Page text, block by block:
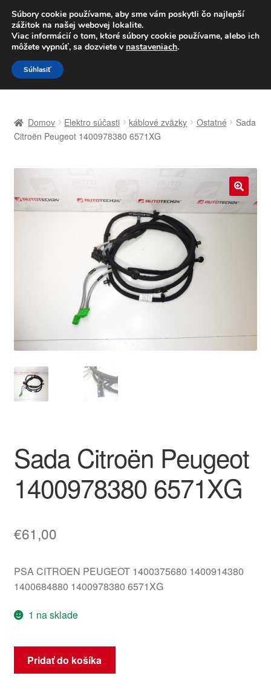
DOPRAVA od 6 EUR
Po–Pi 09:00–16:00 233 221 276
Preskočiť
na
navigáciu
Preskočiť
na
obsah
Celosvetová preprava
Kontakt
Obchodné podmienky
Platby
Reklamace
Reklamačný poriadok
Domov Elektro súčasti káblové zväzky Ostatné
Sada
Citroën Peugeot 1400978380 6571XG
🔍
Sada Citroën Peugeot
1400978380 6571XG
€61,00
PSA CITROEN PEUGEOT 1400375680 1400914380
1400684880 1400978380 6571XG
1 na sklade
množstvo
Sada
Pridať do košíka
Súbory cookie používame, aby sme vám poskytli čo najlepší
zážitok na našej webovej lokalite.
Viac informácií o tom, ktoré súbory cookie používame, alebo ich
môžete vypnúť, sa dozviete v nastaveniach.
Súhlasiť